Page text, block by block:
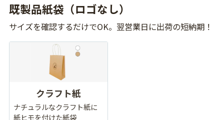
既製品紙袋（ロゴなし）
サイズを確認するだけでOK。翌営業日に出荷の短納期！
クラフト紙
ナチュラルなクラフト紙に
紙ヒモを付けた紙袋